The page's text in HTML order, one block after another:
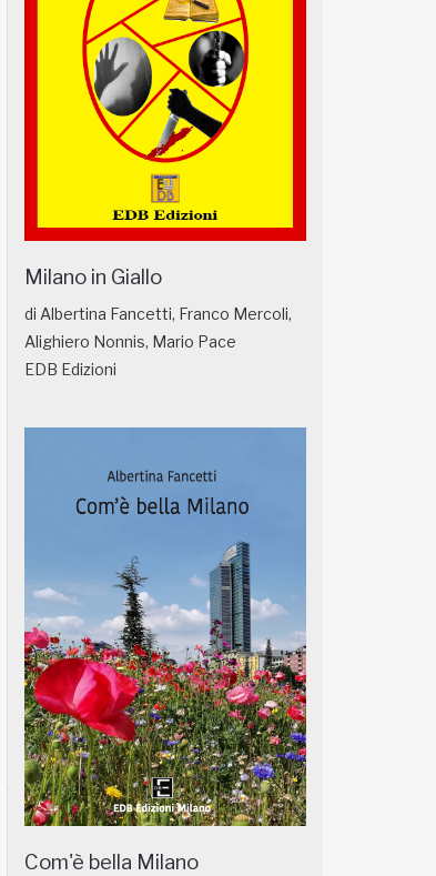
Milano in Giallo
di Albertina Fancetti, Franco Mercoli,
Alighiero Nonnis, Mario Pace
EDB Edizioni
Com'è bella Milano